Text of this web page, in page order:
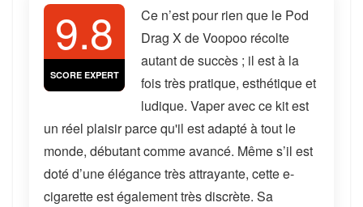
9.8
SCORE EXPERT
Ce n’est pour rien que le Pod
Drag X de Voopoo récolte
autant de succès ; il est à la
fois très pratique, esthétique et
ludique. Vaper avec ce kit est
un réel plaisir parce qu'il est adapté à tout le
monde, débutant comme avancé. Même s’il est
doté d’une élégance très attrayante, cette e-
cigarette est également très discrète. Sa